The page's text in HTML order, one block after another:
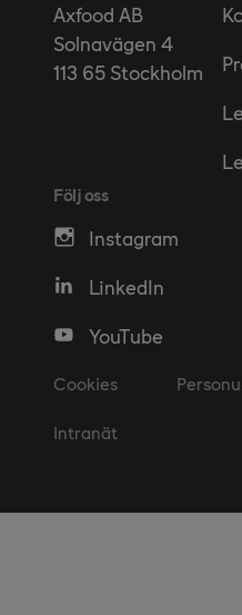
Axfood AB
Solnavägen 4
113 65 Stockholm
Följ oss
Instagram
LinkedIn
YouTube
Cookies
Intranät